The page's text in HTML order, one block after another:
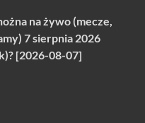
na żywo (mecze,
7 sierpnia 2026
[2026-08-07]